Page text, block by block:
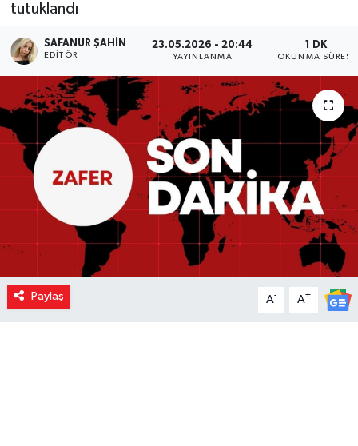
tutuklandı
SAFANUR ŞAHIN
EDITÖR
23.05.2026 - 20:44
YAYINLANMA
1 DK
OKUNMA SÜRESI
Paylaş A- A+
Haber Arşivi